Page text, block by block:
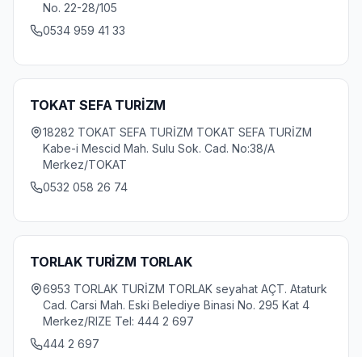
No. 22-28/105
0534 959 41 33
TOKAT SEFA TURİZM
18282 TOKAT SEFA TURİZM TOKAT SEFA TURİZM
Kabe-i Mescid Mah. Sulu Sok. Cad. No:38/A
Merkez/TOKAT
0532 058 26 74
TORLAK TURİZM TORLAK
6953 TORLAK TURİZM TORLAK seyahat AÇT. Ataturk
Cad. Carsi Mah. Eski Belediye Binasi No. 295 Kat 4
Merkez/RIZE Tel: 444 2 697
444 2 697